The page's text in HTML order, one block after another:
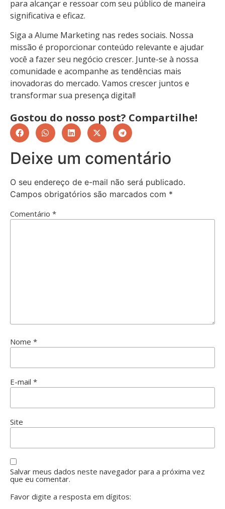
para alcançar e ressoar com seu público de maneira
significativa e eficaz.
Siga a Alume Marketing nas redes sociais. Nossa
missão é proporcionar conteúdo relevante e ajudar
você a fazer seu negócio crescer. Junte-se à nossa
comunidade e acompanhe as tendências mais
inovadoras do mercado. Vamos crescer juntos e
transformar sua presença digital!
Gostou do nosso post? Compartilhe!
Deixe um comentário
O seu endereço de e-mail não será publicado.
Campos obrigatórios são marcados com *
Comentário *
Nome *
E-mail *
Site
Salvar meus dados neste navegador para a próxima vez
que eu comentar.
Favor digite a resposta em dígitos: